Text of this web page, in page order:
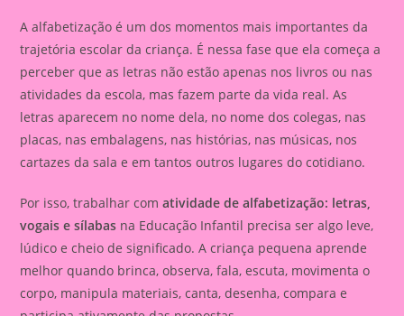
A alfabetização é um dos momentos mais importantes da
trajetória escolar da criança. É nessa fase que ela começa a
perceber que as letras não estão apenas nos livros ou nas
atividades da escola, mas fazem parte da vida real. As
letras aparecem no nome dela, no nome dos colegas, nas
placas, nas embalagens, nas histórias, nas músicas, nos
cartazes da sala e em tantos outros lugares do cotidiano.
Por isso, trabalhar comatividade de alfabetização: letras,
vogais e sílabas na Educação Infantil precisa ser algo leve,
lúdico e cheio de significado. A criança pequena aprende
melhor quando brinca, observa, fala, escuta, movimenta o
corpo, manipula materiais, canta, desenha, compara e